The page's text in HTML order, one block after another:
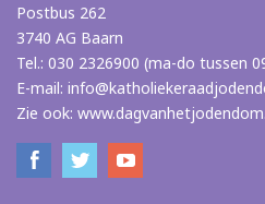
Postbus 262
3740 AG Baarn
Tel.: 030 2326900 (ma-do tussen
E-mail:
Zie ook: